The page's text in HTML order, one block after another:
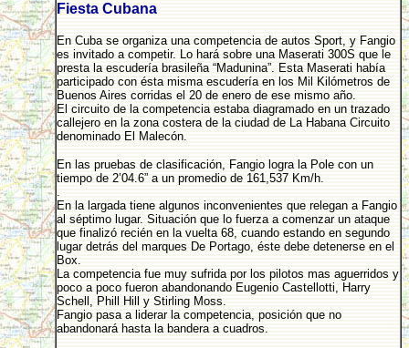
Fiesta Cubana
En Cuba se organiza una competencia de autos Sport, y Fangio
es invitado a competir. Lo hará sobre una Maserati 300S que le
presta la escudería brasileña “Madunina”. Esta Maserati había
participado con ésta misma escudería en los Mil Kilómetros de
Buenos Aires corridas el 20 de enero de ese mismo año.
El circuito de la competencia estaba diagramado en un trazado
callejero en la zona costera de la ciudad de La Habana Circuito
denominado El Malecón.
En las pruebas de clasificación, Fangio logra la Pole con un
tiempo de 2’04.6” a un promedio de 161,537 Km/h.
.
En la largada tiene algunos inconvenientes que relegan a Fangio
al séptimo lugar. Situación que lo fuerza a comenzar un ataque
que finalizó recién en la vuelta 68, cuando estando en segundo
lugar detrás del marques De Portago, éste debe detenerse en el
Box.
La competencia fue muy sufrida por los pilotos mas aguerridos y
poco a poco fueron abandonando Eugenio Castellotti, Harry
Schell, Phill Hill y Stirling Moss.
Fangio pasa a liderar la competencia, posición que no
abandonará hasta la bandera a cuadros.